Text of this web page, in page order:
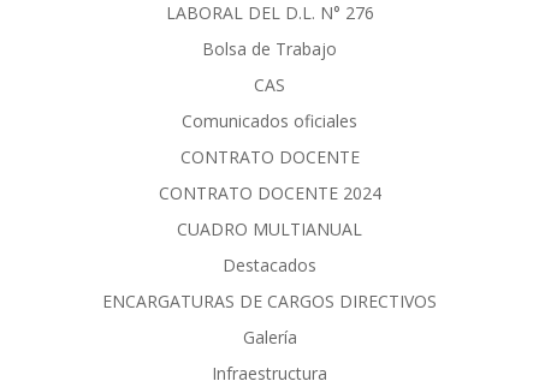
LABORAL DEL D.L. N° 276
Bolsa de Trabajo
CAS
Comunicados oficiales
CONTRATO DOCENTE
CONTRATO DOCENTE 2024
CUADRO MULTIANUAL
Destacados
ENCARGATURAS DE CARGOS DIRECTIVOS
Galería
Infraestructura